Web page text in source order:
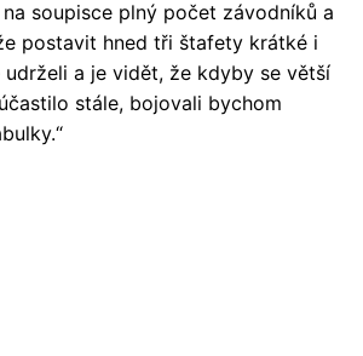
soupisce plný počet závodníků a
postavit hned tři štafety krátké i
udrželi a je vidět, že kdyby se větší
stále, bojovali bychom